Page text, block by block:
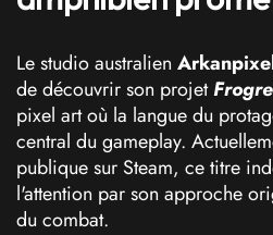
Le studio australien
de découvrir son projet
pixel art où la langue du
central du gameplay.
publique sur Steam, ce titre
l'attention par son approche
du combat.